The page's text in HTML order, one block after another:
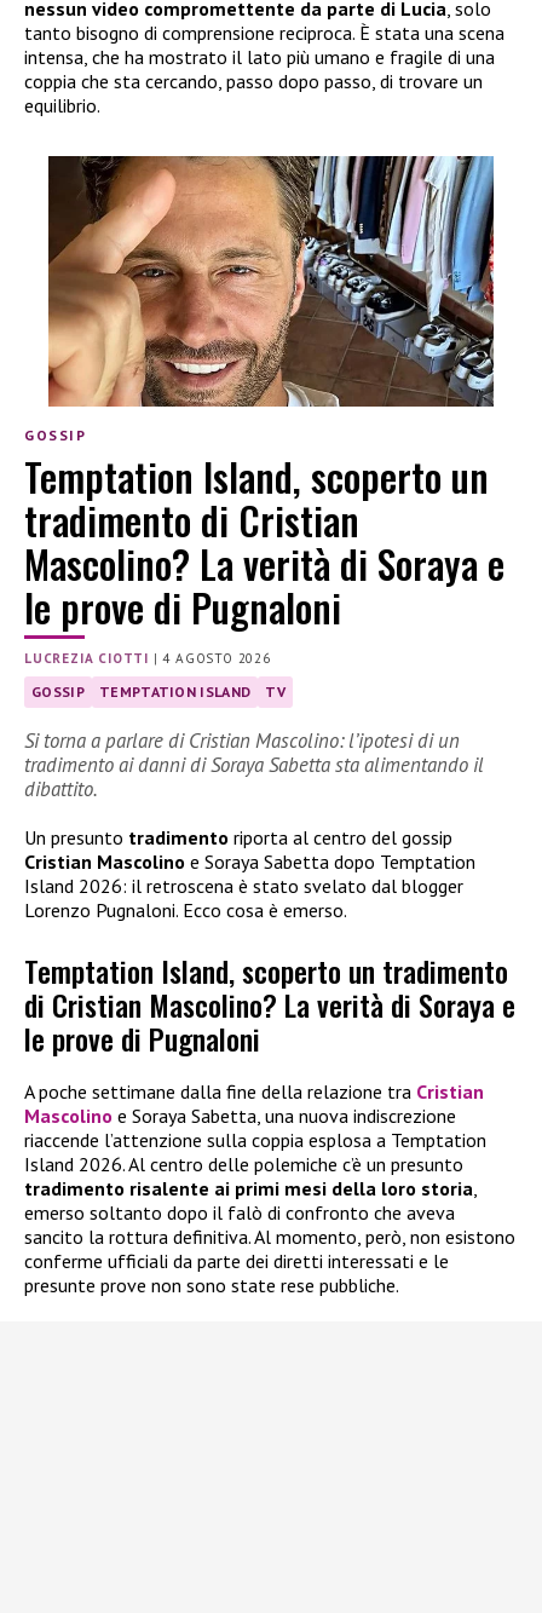
nessun video compromettente da parte di Lucia , solo
tanto bisogno di comprensione reciproca. È stata una scena
intensa, che ha mostrato il lato più umano e fragile di una
coppia che sta cercando, passo dopo passo, di trovare un
equilibrio.
GOSSIP
Temptation Island, scoperto un
tradimento di Cristian
Mascolino? La verità di Soraya e
le prove di Pugnaloni
LUCREZIA CIOTTI |4 AGOSTO 2026
GOSSIP TEMPTATION ISLAND TV
Si torna a parlare di Cristian Mascolino: l’ipotesi di un
tradimento ai danni di Soraya Sabetta sta alimentando il
dibattito.
Un presunto tradimento riporta al centro del gossip
Cristian Mascolino e Soraya Sabetta dopo Temptation
Island 2026: il retroscena è stato svelato dal blogger
Lorenzo Pugnaloni. Ecco cosa è emerso.
Temptation Island, scoperto un tradimento
di Cristian Mascolino? La verità di Soraya e
le prove di Pugnaloni
A poche settimane dalla fine della relazione tra Cristian
Mascolino e Soraya Sabetta, una nuova indiscrezione
riaccende l’attenzione sulla coppia esplosa a Temptation
Island 2026. Al centro delle polemiche c’è un presunto
tradimento risalente ai primi mesi della loro storia,
emerso soltanto dopo il falò di confronto che aveva
sancito la rottura definitiva. Al momento, però, non esistono
conferme ufficiali da parte dei diretti interessati e le
presunte prove non sono state rese pubbliche.